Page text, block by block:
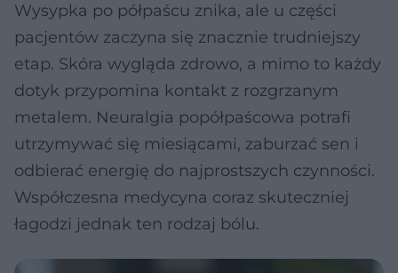
Wysypka po półpaścu znika, ale u części
pacjentów zaczyna się znacznie trudniejszy
etap. Skóra wygląda zdrowo, a mimo to każdy
dotyk przypomina kontakt z rozgrzanym
metalem. Neuralgia popółpaścowa potrafi
utrzymywać się miesiącami, zaburzać sen i
odbierać energię do najprostszych czynności.
Współczesna medycyna coraz skuteczniej
łagodzi jednak ten rodzaj bólu.